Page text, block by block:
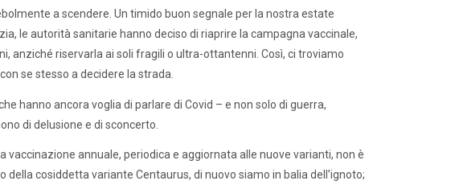
a scendere. Un timido buon segnale per la nostra estate
le autorità sanitarie hanno deciso di riaprire la campagna vaccinale,
anziché riservarla ai soli fragili o ultra-ottantenni. Così, ci troviamo
se stesso a decidere la strada.
hanno ancora voglia di parlare di Covid – e non solo di guerra,
di delusione e di sconcerto.
vaccinazione annuale, periodica e aggiornata alle nuove varianti, non è
cosiddetta variante Centaurus, di nuovo siamo in balia dell’ignoto;